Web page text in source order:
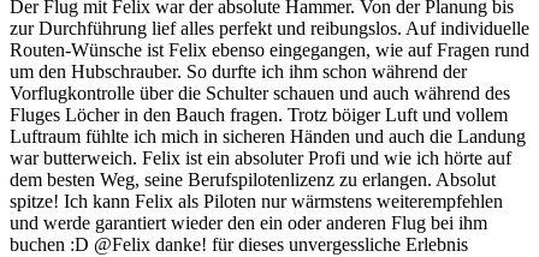
Der Flug mit Felix war der absolute Hammer. Von der Planung bis
zur Durchführung lief alles perfekt und reibungslos. Auf individuelle
Routen-Wünsche ist Felix ebenso eingegangen, wie auf Fragen rund
um den Hubschrauber. So durfte ich ihm schon während der
Vorflugkontrolle über die Schulter schauen und auch während des
Fluges Löcher in den Bauch fragen. Trotz böiger Luft und vollem
Luftraum fühlte ich mich in sicheren Händen und auch die Landung
war butterweich. Felix ist ein absoluter Profi und wie ich hörte auf
dem besten Weg, seine Berufspilotenlizenz zu erlangen. Absolut
spitze! Ich kann Felix als Piloten nur wärmstens weiterempfehlen
und werde garantiert wieder den ein oder anderen Flug bei ihm
buchen :D @Felix danke! für dieses unvergessliche Erlebnis